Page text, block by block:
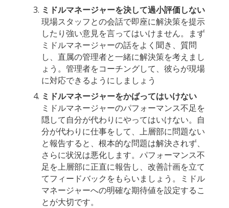
ミドルマネージャーを決して過小評価しない
現場スタッフとの会話で即座に解決策を提示
したり強い意見を言ってはいけません。まず
ミドルマネージャーの話をよく聞き、質問
し、直属の管理者と一緒に解決策を考えまし
ょう。管理者をコーチングして、彼らが現場
に対応できるようにしましょう
ミドルマネージャーをかばってはいけない
ミドルマネージャーのパフォーマンス不足を
隠して自分が代わりにやってはいけない。自
分が代わりに仕事をして、上層部に問題ない
と報告すると、根本的な問題は解決されず、
さらに状況は悪化します。パフォーマンス不
足を上層部に正直に報告し、改善計画を立て
てフィードバックをもらいましょう。ミドル
マネージャーへの明確な期待値を設定するこ
とが大切です。